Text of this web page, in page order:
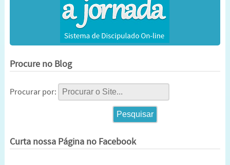
Procure no Blog
Procurar por:
Curta nossa Página no Facebook